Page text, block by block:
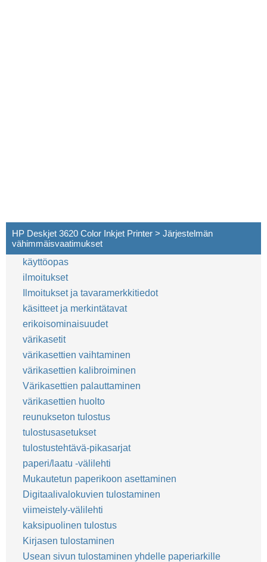
HP Deskjet 3620 Color Inkjet Printer > Järjestelmän
vähimmäisvaatimukset
käyttöopas
ilmoitukset
Ilmoitukset ja tavaramerkkitiedot
käsitteet ja merkintätavat
erikoisominaisuudet
värikasetit
värikasettien vaihtaminen
värikasettien kalibroiminen
Värikasettien palauttaminen
värikasettien huolto
reunukseton tulostus
tulostusasetukset
tulostustehtävä-pikasarjat
paperi/laatu -välilehti
Mukautetun paperikoon asettaminen
Digitaalivalokuvien tulostaminen
viimeistely-välilehti
kaksipuolinen tulostus
Kirjasen tulostaminen
Usean sivun tulostaminen yhdelle paperiarkille